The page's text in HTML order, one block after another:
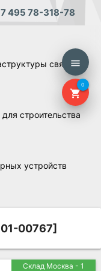
495 78-318-78
menu
shopping_cart
0
связи,
строительства
устройств
00767]
Склад Москва - 1